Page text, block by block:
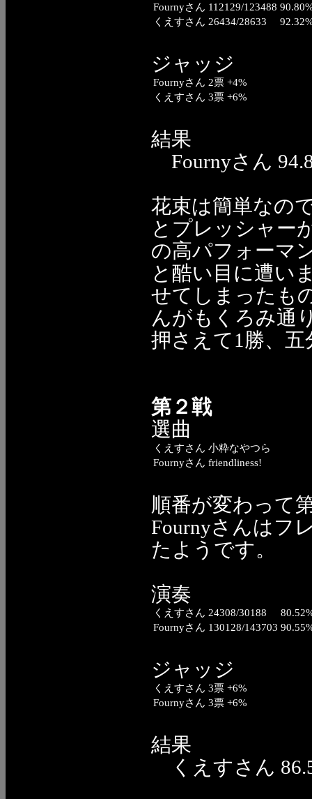
Fournyさん 112129/123488
くえすさん 26434/28633
ジャッジ
Fournyさん 2票 +4%
くえすさん 3票 +6%
結果
Fournyさん
花束は簡単なの
とプレッシャー
の高パフォーマ
と酷い目に遭い
せてしまったも
んがもくろみ通
押さえて1勝、
第２戦
選曲
くえすさん 小粋なやつら
Fournyさん friendliness!
順番が変わって
Fournyさんはフ
たようです。
演奏
くえすさん 24308/30188
Fournyさん 130128/143703
ジャッジ
くえすさん 3票 +6%
Fournyさん 3票 +6%
結果
くえすさん